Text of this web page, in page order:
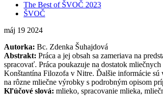
The Best of ŠVOČ 2023
ŠVOČ
máj 19 2024
Autorka: Bc. Zdenka Šuhajdová
Abstrakt: Práca a jej obsah sa zameriava na
spracovať. Práca poukazuje na dostatok
Konštantína Filozofa v Nitre. Ďalšie informácie sú
na rôzne mliečne výrobky s podrobným opisom
Kľúčové slová: mlieko, spracovanie mlieka,